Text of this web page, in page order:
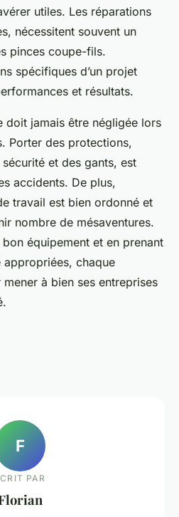
utiles. Les réparations
nécessitent souvent un
pinces coupe-fils.
spécifiques d’un projet
et résultats.
doit jamais être négligée lors
Porter des protections,
et des gants, est
accidents. De plus,
travail est bien ordonné et
nombre de mésaventures.
équipement et en prenant
appropriées, chaque
à bien ses entreprises
F
PAR